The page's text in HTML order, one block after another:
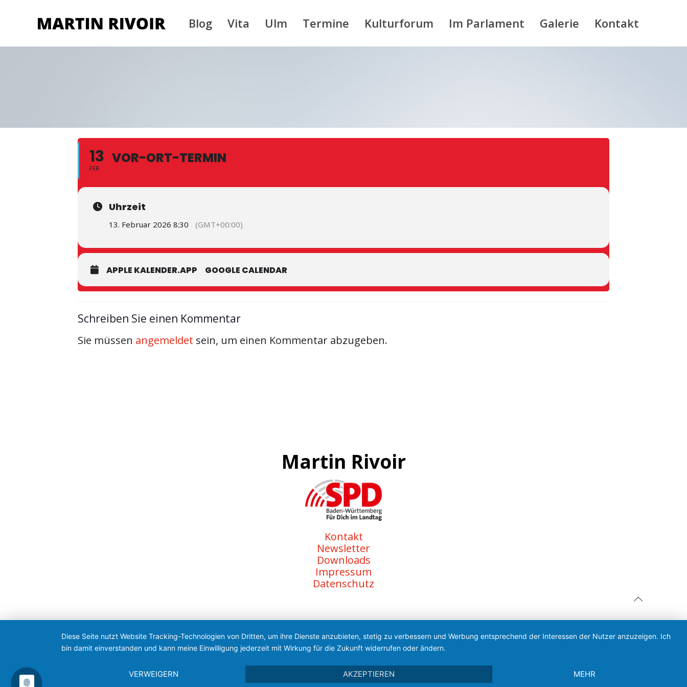
Blog Vita Ulm Termine Kulturforum Im Parlament Galerie Kontakt
13
FEB
VOR-ORT-TERMIN
Uhrzeit
13. Februar 2026 8:30 (GMT+00:00)
APPLE KALENDER.APP GOOGLE CALENDAR
Schreiben Sie einen Kommentar
Sie müssen angemeldet sein, um einen Kommentar abzugeben.
Martin Rivoir
Kontakt
Newsletter
Downloads
Impressum
Datenschutz
Diese Seite nutzt Website Tracking-Technologien von Dritten, um ihre Dienste anzubieten, stetig zu verbessern und Werbung entsprechend der Interessen der Nutzer anzuzeigen. Ich
bin damit einverstanden und kann meine Einwilligung jederzeit mit Wirkung für die Zukunft widerrufen oder ändern.
VERWEIGERN AKZEPTIEREN MEHR